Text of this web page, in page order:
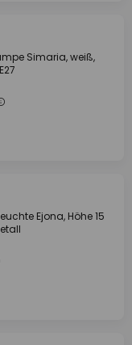
Simaria, weiß,
Ejona, Höhe 15